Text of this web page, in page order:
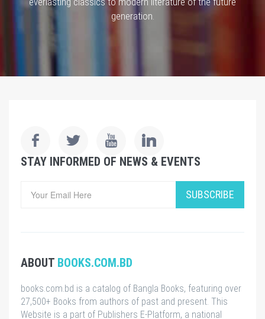
generation.
STAY INFORMED OF NEWS & EVENTS
SUBSCRIBE
ABOUT BOOKS.COM.BD
books.com.bd is a catalog of Bangla Books, featuring over
27,500+ Books from authors of past and present. This
Website is a part of Publishers E-Platform, a national